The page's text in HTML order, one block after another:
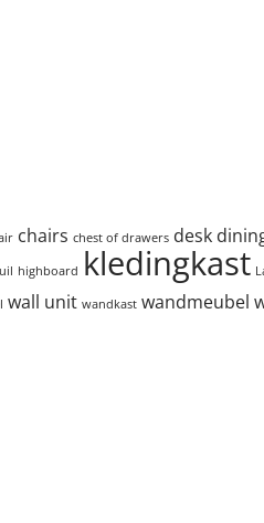
chairs chest of drawers desk
highboard kledingkast
wall unit wandkast wandmeubel